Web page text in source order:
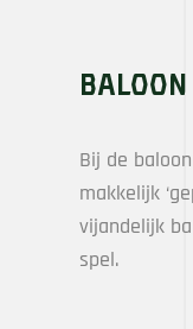
Bij de
makkelijk
vijandelijk
spel.